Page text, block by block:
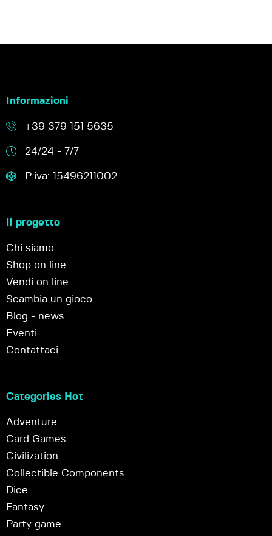
Informazioni
+39 379 151 5635
24/24 - 7/7
P.iva: 15496211002
Il progetto
Chi siamo
Shop on line
Vendi on line
Scambia un gioco
Blog - news
Eventi
Contattaci
Categories Hot
Adventure
Card Games
Civilization
Collectible Components
Dice
Fantasy
Party game